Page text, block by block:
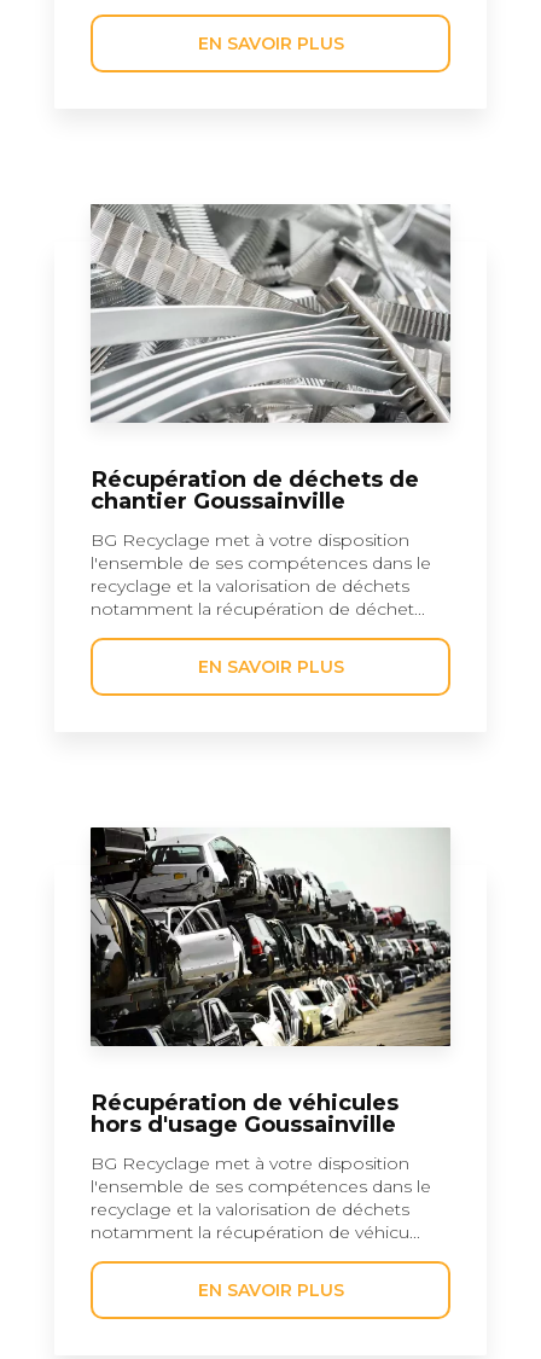
EN SAVOIR PLUS
Récupération de déchets de
chantier Goussainville
BG Recyclage met à votre disposition
l'ensemble de ses compétences dans le
recyclage et la valorisation de déchets
notamment la récupération de déchet...
EN SAVOIR PLUS
Récupération de véhicules
hors d'usage Goussainville
BG Recyclage met à votre disposition
l'ensemble de ses compétences dans le
recyclage et la valorisation de déchets
notamment la récupération de véhicu...
EN SAVOIR PLUS